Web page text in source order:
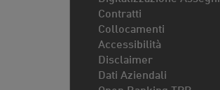
Contratti
Collocamenti
Accessibilità
Disclaimer
Dati Aziendali